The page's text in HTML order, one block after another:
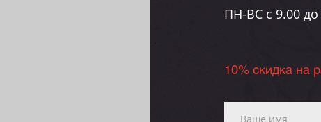
ПН-ВC c 9.00 до
10% скидка на